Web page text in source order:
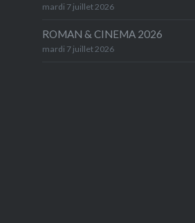
mardi 7 juillet 2026
ROMAN & CINEMA 2026
mardi 7 juillet 2026